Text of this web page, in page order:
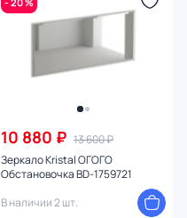
10 880 ₽ 13 600 ₽
Зеркало Kristal ОГОГО
Обстановочка BD-1759721
В наличии 2 шт.